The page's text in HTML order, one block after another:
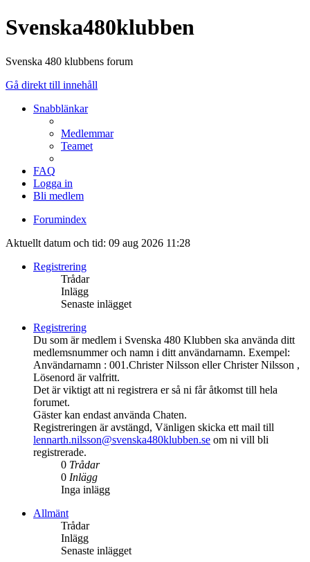
Svenska480klubben
Svenska 480 klubbens forum
Gå direkt till innehåll
Snabblänkar
Medlemmar
Teamet
FAQ
Logga in
Bli medlem
Forumindex
Aktuellt datum och tid: 09 aug 2026 11:28
Registrering
Trådar
Inlägg
Senaste inlägget
Registrering
Du som är medlem i Svenska 480 Klubben ska använda ditt
medlemsnummer och namn i ditt användarnamn. Exempel:
Användarnamn : 001.Christer Nilsson eller Christer Nilsson ,
Lösenord är valfritt.
Det är viktigt att ni registrera er så ni får åtkomst till hela
forumet.
Gäster kan endast använda Chaten.
Registreringen är avstängd, Vänligen skicka ett mail till
lennarth.nilsson@svenska480klubben.se om ni vill bli
registrerade.
0 Trådar
0 Inlägg
Inga inlägg
Allmänt
Trådar
Inlägg
Senaste inlägget